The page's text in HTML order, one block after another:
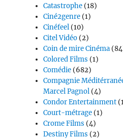
Catastrophe (18)
Ciné2genre (1)
Cinéfeel (10)
Citel Vidéo (2)
Coin de mire Cinéma
Colored Films (1)
Comédie (682)
Compagnie
Marcel Pagnol (4)
Condor Entertainment
Court-métrage (1)
Crome Films (4)
Destiny Films (2)